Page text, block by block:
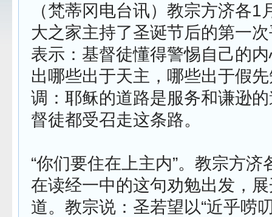
（梵蒂冈电台讯）教宗方济各1
大之家主持了圣诞节后的第一
表示：基督徒懂得警惕自己的
出哪些出于天主，哪些出于假
调：耶稣的道路是服务和谦逊
督徒都受召走这条路。
“你们要住在上主内”。教宗方济
在读经一中的这句劝勉出发，
道。教宗说：圣若望以“近乎唠